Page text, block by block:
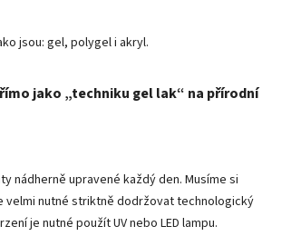
jsou: gel, polygel i akryl.
jako „techniku gel lak“ na přírodní
nádherně upravené každý den. Musíme si
velmi nutné striktně dodržovat technologický
je nutné použít UV nebo LED lampu.